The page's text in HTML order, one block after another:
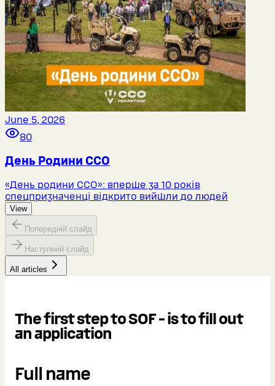
June 5, 2026
80
День Родини ССО
«День родини ССО»: вперше за 10 років
спецпризначенці відкрито вийшли до людей
View
Попередній слайд
Наступний слайд
All articles
The first step to SOF - is to fill out
an application
Full name